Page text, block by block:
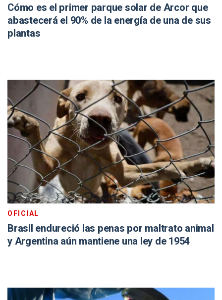
Cómo es el primer parque solar de Arcor que
abastecerá el 90% de la energía de una de sus
plantas
OFICIAL
Brasil endureció las penas por maltrato animal
y Argentina aún mantiene una ley de 1954